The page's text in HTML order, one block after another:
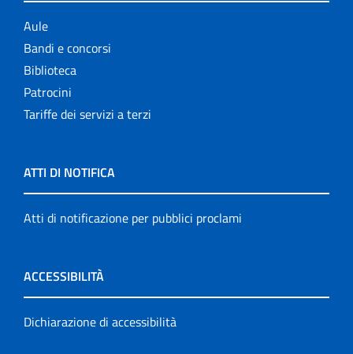
Aule
Bandi e concorsi
Biblioteca
Patrocini
Tariffe dei servizi a terzi
ATTI DI NOTIFICA
Atti di notificazione per pubblici proclami
ACCESSIBILITÀ
Dichiarazione di accessibilità